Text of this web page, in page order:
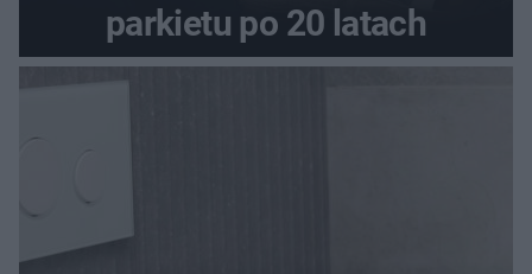
parkietu po 20 latach